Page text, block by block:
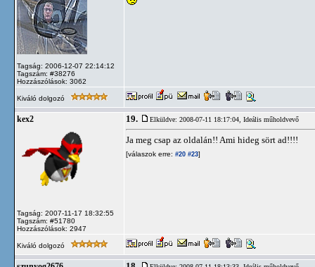
Tagság: 2006-12-07 22:14:12
Tagszám: #38276
Hozzászólások: 3062
Kiváló dolgozó
kex2
Tagság: 2007-11-17 18:32:55
Tagszám: #51780
Hozzászólások: 2947
19. Elküldve: 2008-07-11 18:17:04, Ideális műholdvevő
Ja meg csap az oldalán!! Ami hideg sört ad!!!!
[válaszok erre: #20 #23]
Kiváló dolgozó